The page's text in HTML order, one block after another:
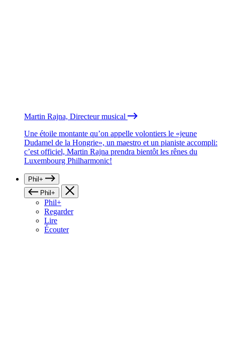
Martin Rajna, Directeur musical
Une étoile montante qu’on appelle volontiers le «jeune
Dudamel de la Hongrie», un maestro et un pianiste accompli:
c’est officiel, Martin Rajna prendra bientôt les rênes du
Luxembourg Philharmonic!
Phil+
Phil+
Phil+
Regarder
Lire
Écouter